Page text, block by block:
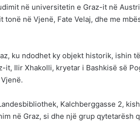
në universitetin e Graz-it në
tonë në Vjenë, Fate Velaj, dhe me
ku ndodhet ky objekt historik, ishin
it, Ilir Xhakolli, kryetar i Bashkisë së
Kalchberggasse 2,
në Graz, si dhe një grup qytetarësh